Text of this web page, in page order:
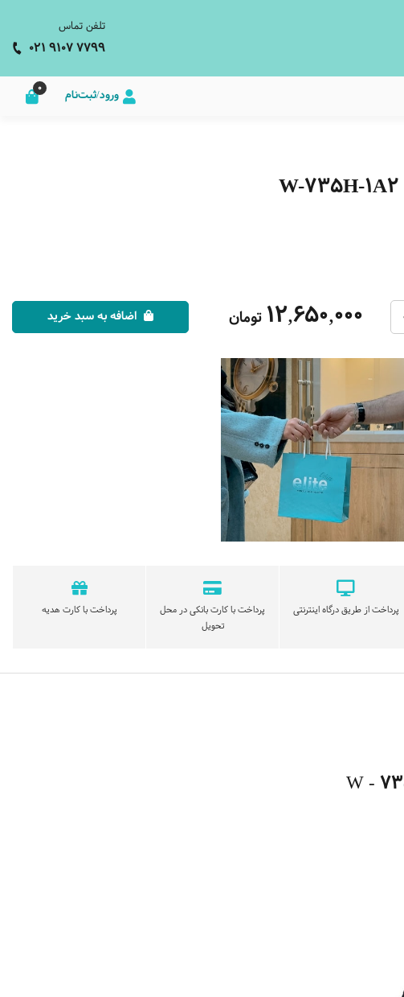
تلفن تماس
021 9107 7799
ورود/ثبت‌نام 0
12,650,000تومان اضافه به سبد خرید
پرداخت از طریق درگاه اینترنتی
پرداخت با کارت بانکی در محل
تحویل
پرداخت با کارت هدیه